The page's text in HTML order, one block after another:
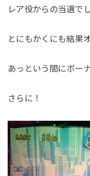
レア役からの当選で
とにもかくにも結果
あっという間にボー
さらに！